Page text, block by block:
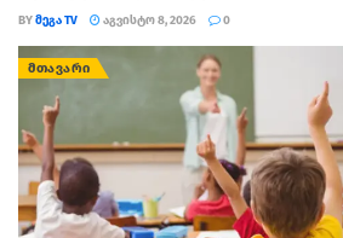
BYᲛᲔᲒᲐ TV ᲐᲒᲕᲘᲡᲢᲝ 8, 2026 0
ᲛᲗᲐᲕᲐᲠᲘ